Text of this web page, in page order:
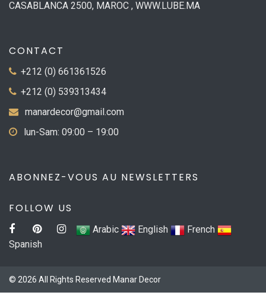
CASABLANCA 2500, MAROC , WWW.LUBE.MA
CONTACT
+212 (0) 661361526
+212 (0) 539313434
manardecor@gmail.com
lun-Sam: 09:00 – 19:00
ABONNEZ-VOUS AU NEWSLETTERS
FOLLOW US
Arabic English
French
Spanish
© 2026 All Rights Reserved Manar Decor